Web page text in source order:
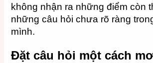
không nhận ra những điểm còn
những câu hỏi chưa rõ ràng
mình.
Đặt câu hỏi một cách